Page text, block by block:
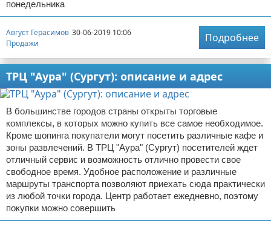
понедельника
Август Герасимов 30-06-2019 10:06
Продажи
Подробнее
ТРЦ "Аура" (Сургут): описание и адрес
В большинстве городов страны открыты торговые
комплексы, в которых можно купить все самое необходимое.
Кроме шопинга покупатели могут посетить различные кафе и
зоны развлечений. В ТРЦ "Аура" (Сургут) посетителей ждет
отличный сервис и возможность отлично провести свое
свободное время. Удобное расположение и различные
маршруты транспорта позволяют приехать сюда практически
из любой точки города. Центр работает ежедневно, поэтому
покупки можно совершить